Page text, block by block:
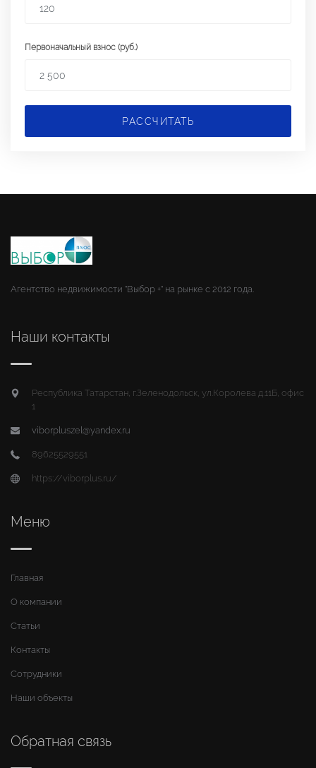
Первоначальный взнос (руб.)
РАССЧИТАТЬ
Агентство недвижимости "Выбор +" на рынке с 2012 года.
Наши контакты
Республика Татарстан, г.Зеленодольск, ул.Королева д.11Б, офис
1
viborpluszel@yandex.ru
89625529551
https://viborplus.ru/
Меню
Главная
О компании
Статьи
Контакты
Сотрудники
Наши объекты
Обратная связь